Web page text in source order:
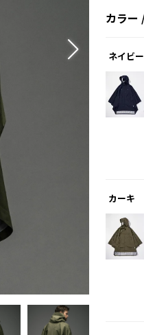
カラー
ネイビー
カーキ